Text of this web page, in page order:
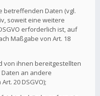
betreffenden Daten (vgl.
soweit eine weitere
erforderlich ist, auf
Maßgabe von Art. 18
von ihnen bereitgestellten
an andere
20 DSGVO);